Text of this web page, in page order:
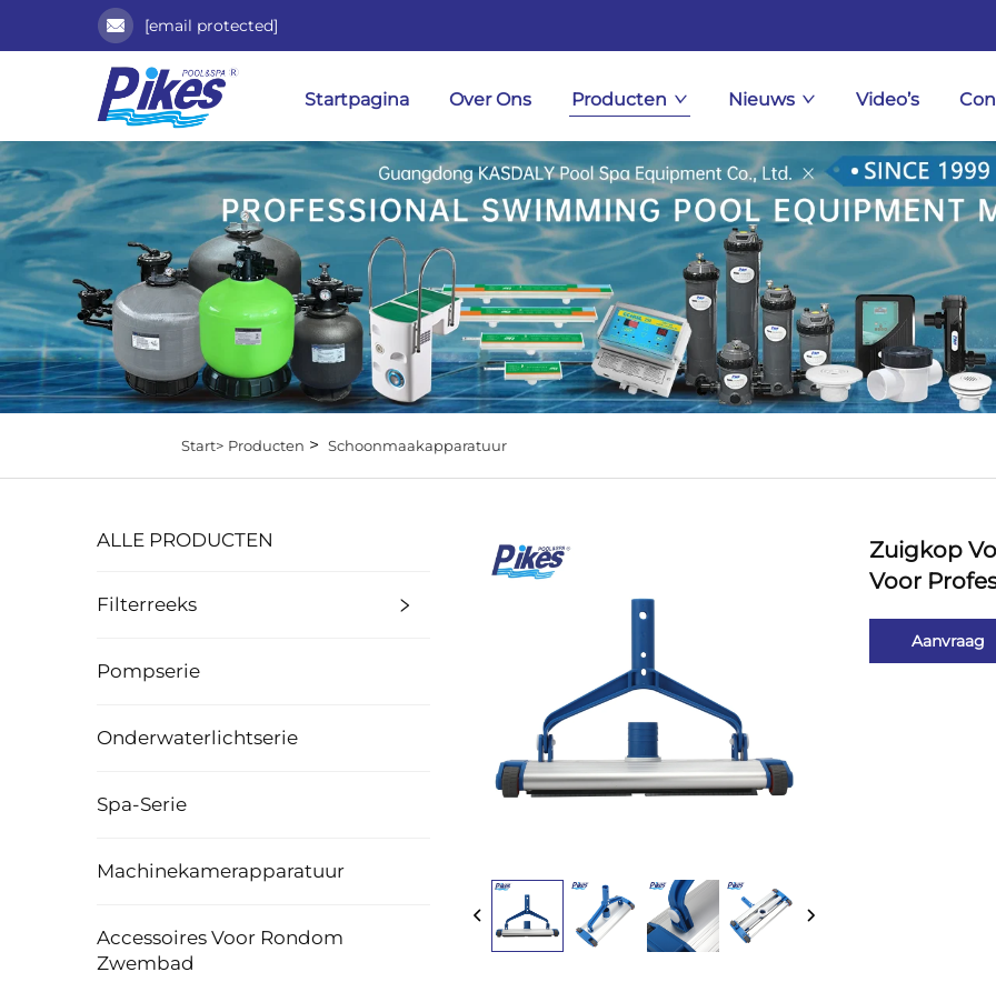
[email protected]
Startpagina Over Ons Producten Nieuws Video’s
Start> Producten > Schoonmaakapparatuur
ALLE PRODUCTEN
Filterreeks
Pompserie
Onderwaterlichtserie
Spa-Serie
Machinekamerapparatuur
Accessoires Voor Rondom
Zwembad
Zuigkop
Voor
Aanvraag